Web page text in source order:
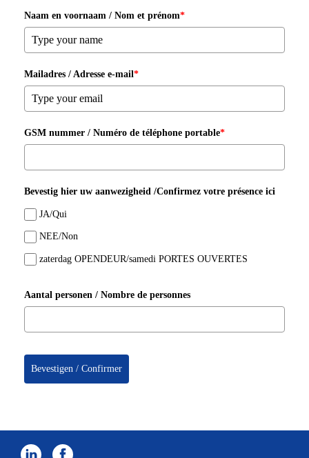
Naam en voornaam / Nom et prénom*
Mailadres / Adresse e-mail*
GSM nummer / Numéro de téléphone portable*
Bevestig hier uw aanwezigheid /Confirmez votre présence ici
JA/Qui
NEE/Non
zaterdag OPENDEUR/samedi PORTES OUVERTES
Aantal personen / Nombre de personnes
Bevestigen / Confirmer